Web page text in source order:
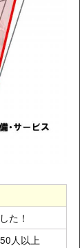
た！
人以上